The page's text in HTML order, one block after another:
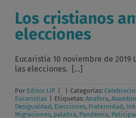
Los cristianos
elecciones
Eucaristía 10 noviembre de 2019
las elecciones. [...]
Por Editor LIP Categorías:
Eucaristías
Etiquetas: Anafora,
Desigualdad, Elecciones, Fraternidad,
Migraciones, palabra, Pandemia,